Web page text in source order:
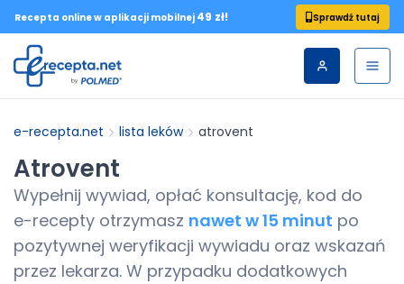
Recepta online w aplikacji mobilnej 49 zł! Sprawdź tutaj
e-recepta.net lista leków atrovent
Atrovent
Wypełnij wywiad, opłać konsultację, kod do
e-recepty otrzymasz nawet w 15 minut po
pozytywnej weryfikacji wywiadu oraz wskazań
przez lekarza. W przypadku dodatkowych